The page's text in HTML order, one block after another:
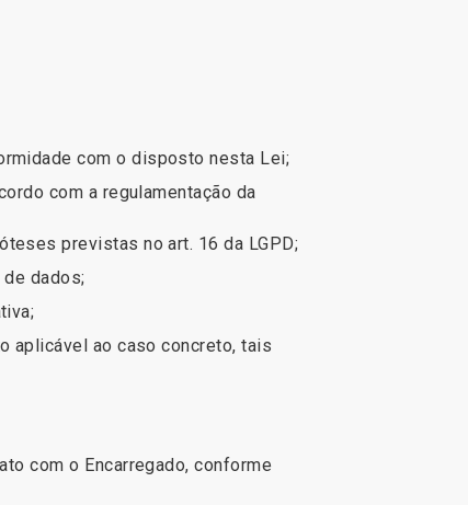
com o disposto nesta Lei;
com a regulamentação da
previstas no art. 16 da LGPD;
dados;
aplicável ao caso concreto, tais
com o Encarregado, conforme